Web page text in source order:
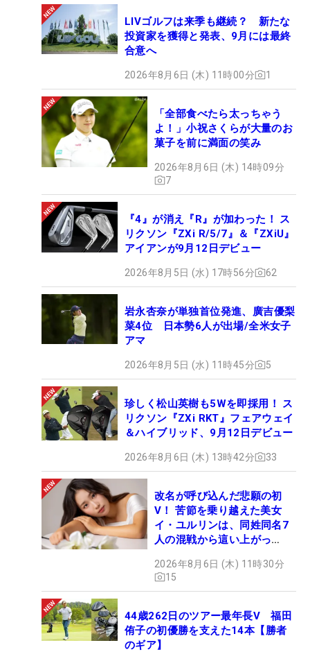
LIVゴルフは来季も継続？ 新たな
投資家を獲得と発表、9月には最終
合意へ
2026年8月6日 (木) 11時00分 1
「全部食べたら太っちゃう
よ！」小祝さくらが大量のお
菓子を前に満面の笑み
2026年8月6日 (木) 14時09分
7
『4』が消え『R』が加わった！ ス
リクソン『ZXi R/5/7』＆『ZXiU』
アイアンが9月12日デビュー
2026年8月5日 (水) 17時56分 62
岩永杏奈が単独首位発進、廣吉優梨
菜4位 日本勢6人が出場/全米女子
アマ
2026年8月5日 (水) 11時45分 5
珍しく松山英樹も5Wを即採用！ ス
リクソン『ZXi RKT』フェアウェイ
＆ハイブリッド、9月12日デビュー
2026年8月6日 (木) 13時42分 33
改名が呼び込んだ悲願の初
V！ 苦節を乗り越えた美女
イ・ユルリンは、同姓同名7
人の混戦から這い上がっ
2026年8月6日 (木) 11時30分
15
44歳262日のツアー最年長V 福田
侑子の初優勝を支えた14本【勝者
のギア】